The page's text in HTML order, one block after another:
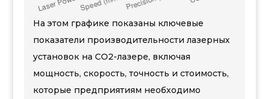
На этом графике показаны ключевые
показатели производительности лазерных
установок на CO2-лазере, включая
мощность, скорость, точность и стоимость,
которые предприятиям необходимо